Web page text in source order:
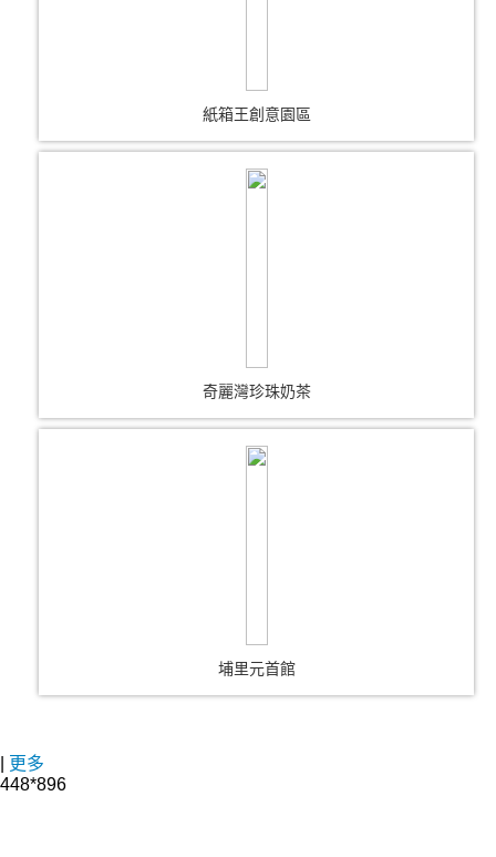
紙箱王創意園區
奇麗灣珍珠奶茶
埔里元首館
更多
448*896